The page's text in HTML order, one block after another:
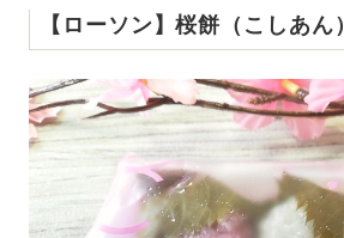
【ローソン】桜餅（こしあん）